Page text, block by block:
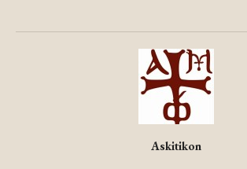
Askitikon